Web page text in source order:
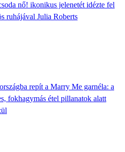
nő! ikonikus jelenetét idézte fel
ruhájával Julia Roberts
repít a Marry Me garnéla: a
fokhagymás étel pillanatok alatt